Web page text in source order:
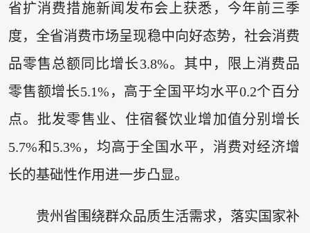
省扩消费措施新闻发布会上获悉，今年前三季
度，全省消费市场呈现稳中向好态势，社会消费
品零售总额同比增长3.8%。其中，限上消费品
零售额增长5.1%，高于全国平均水平0.2个百分
点。批发零售业、住宿餐饮业增加值分别增长
5.7%和5.3%，均高于全国水平，消费对经济增
长的基础性作用进一步凸显。
贵州省围绕群众品质生活需求，落实国家补